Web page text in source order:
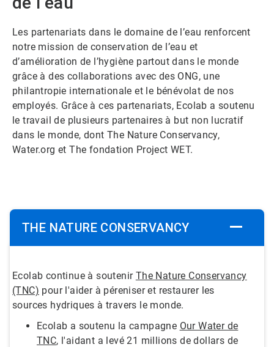
Les partenariats dans le domaine de l’eau renforcent
notre mission de conservation de l’eau et
d’amélioration de l’hygiène partout dans le monde
grâce à des collaborations avec des ONG, une
philantropie internationale et le bénévolat de nos
employés. Grâce à ces partenariats, Ecolab a soutenu
le travail de plusieurs partenaires à but non lucratif
dans le monde, dont The Nature Conservancy,
Water.org et The fondation Project WET.
THE NATURE CONSERVANCY
Ecolab continue à soutenir The Nature Conservancy
(TNC) pour l'aider à péreniser et restaurer les
sources hydriques à travers le monde.
Ecolab a soutenu la campagne Our Water de
TNC, l'aidant a levé 21 millions de dollars de